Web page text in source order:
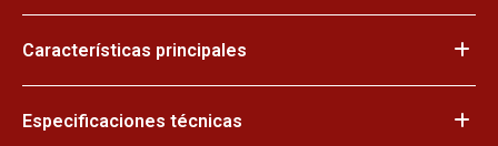
Características principales
Especificaciones técnicas